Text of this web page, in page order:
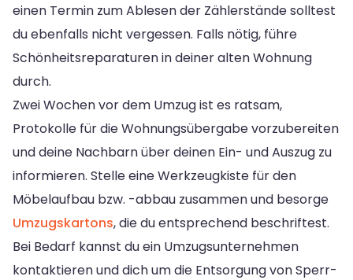
einen Termin zum Ablesen der Zählerstände solltest
du ebenfalls nicht vergessen. Falls nötig, führe
Schönheitsreparaturen in deiner alten Wohnung
durch.
Zwei Wochen vor dem Umzug ist es ratsam,
Protokolle für die Wohnungsübergabe vorzubereiten
und deine Nachbarn über deinen Ein- und Auszug zu
informieren. Stelle eine Werkzeugkiste für den
Möbelaufbau bzw. -abbau zusammen und besorge
Umzugskartons, die du entsprechend beschriftest.
Bei Bedarf kannst du ein Umzugsunternehmen
kontaktieren und dich um die Entsorgung von Sperr-